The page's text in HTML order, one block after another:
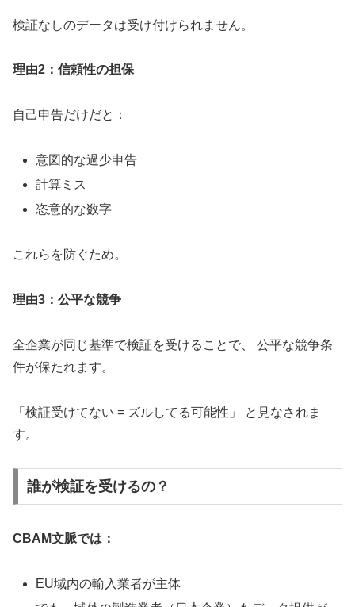
検証なしのデータは受け付けられません。
理由2：信頼性の担保
自己申告だけだと：
意図的な過少申告
計算ミス
恣意的な数字
これらを防ぐため。
理由3：公平な競争
全企業が同じ基準で検証を受けることで、 公平な競争条
件が保たれます。
「検証受けてない = ズルしてる可能性」 と見なされま
す。
誰が検証を受けるの？
CBAM文脈では：
EU域内の輸入業者が主体